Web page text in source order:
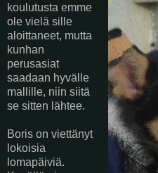
koulutusta emme
ole vielä sille
aloittaneet, mutta
kunhan
perusasiat
saadaan hyvälle
mallille, niin siitä
se sitten lähtee.
Boris on viettänyt
lokoisia
lomapäiviä.